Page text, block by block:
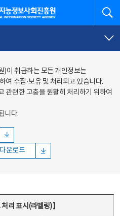
회진흥원
)이 취급하는 모든 개인정보는
여 수집·보유 및 처리되고 있습니다.
관련한 고충을 원활히 처리하기 위하여
니다.
운로드
처리 표시(라벨링)】